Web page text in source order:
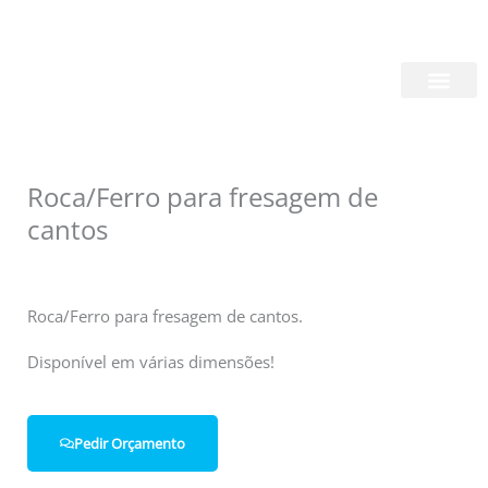
Roca/Ferro para fresagem de
cantos
Roca/Ferro para fresagem de cantos.
Disponível em várias dimensões!
Pedir Orçamento